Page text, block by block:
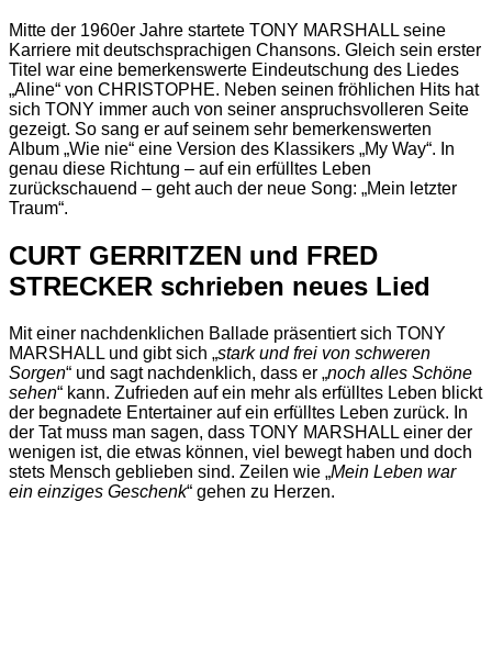
Mitte der 1960er Jahre startete TONY MARSHALL seine
Karriere mit deutschsprachigen Chansons. Gleich sein erster
Titel war eine bemerkenswerte Eindeutschung des Liedes
„Aline“ von CHRISTOPHE. Neben seinen fröhlichen Hits hat
sich TONY immer auch von seiner anspruchsvolleren Seite
gezeigt. So sang er auf seinem sehr bemerkenswerten
Album „Wie nie“ eine Version des Klassikers „My Way“. In
genau diese Richtung – auf ein erfülltes Leben
zurückschauend – geht auch der neue Song: „Mein letzter
Traum“.
CURT GERRITZEN und FRED
STRECKER schrieben neues Lied
Mit einer nachdenklichen Ballade präsentiert sich TONY
MARSHALL und gibt sich „stark und frei von schweren
Sorgen“ und sagt nachdenklich, dass er „noch alles Schöne
sehen“ kann. Zufrieden auf ein mehr als erfülltes Leben blickt
der begnadete Entertainer auf ein erfülltes Leben zurück. In
der Tat muss man sagen, dass TONY MARSHALL einer der
wenigen ist, die etwas können, viel bewegt haben und doch
stets Mensch geblieben sind. Zeilen wie „Mein Leben war
ein einziges Geschenk“ gehen zu Herzen.